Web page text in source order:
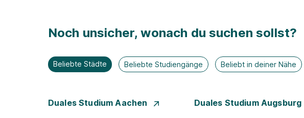
Noch unsicher, wonach du suchen sollst?
Beliebte Städte Beliebte Studiengänge Beliebt in deiner Nähe
Duales Studium Aachen Duales Studium Augsburg